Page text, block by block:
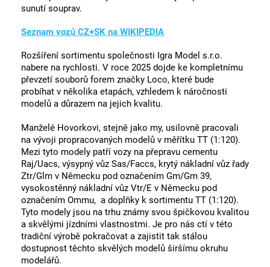
sunutí souprav.
Seznam vozů CZ+SK na WIKIPEDIA
Rozšíření sortimentu společnosti Igra Model s.r.o.
nabere na rychlosti. V roce 2025 dojde ke kompletnímu
převzetí souborů forem značky Loco, které bude
probíhat v několika etapách, vzhledem k náročnosti
modelů a důrazem na jejich kvalitu.
Manželé Hovorkovi, stejně jako my, usilovně pracovali
na vývoji propracovaných modelů v měřítku TT (1:120).
Mezi tyto modely patří vozy na přepravu cementu
Raj/Uacs, výsypný vůz Sas/Faccs, krytý nákladní vůz řady
Ztr/Glm v Německu pod označením Gm/Gm 39,
vysokostěnný nákladní vůz Vtr/E v Německu pod
označením Ommu, a doplňky k sortimentu TT (1:120).
Tyto modely jsou na trhu známy svou špičkovou kvalitou
a skvělými jízdními vlastnostmi. Je pro nás ctí v této
tradiční výrobě pokračovat a zajistit tak stálou
dostupnost těchto skvělých modelů širšímu okruhu
modelářů.